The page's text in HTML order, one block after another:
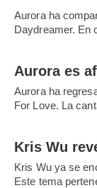
Aurora ha
Daydreamer. En
Aurora es
Aurora ha
For Love. La
Kris Wu
Kris Wu ya se
Este tema